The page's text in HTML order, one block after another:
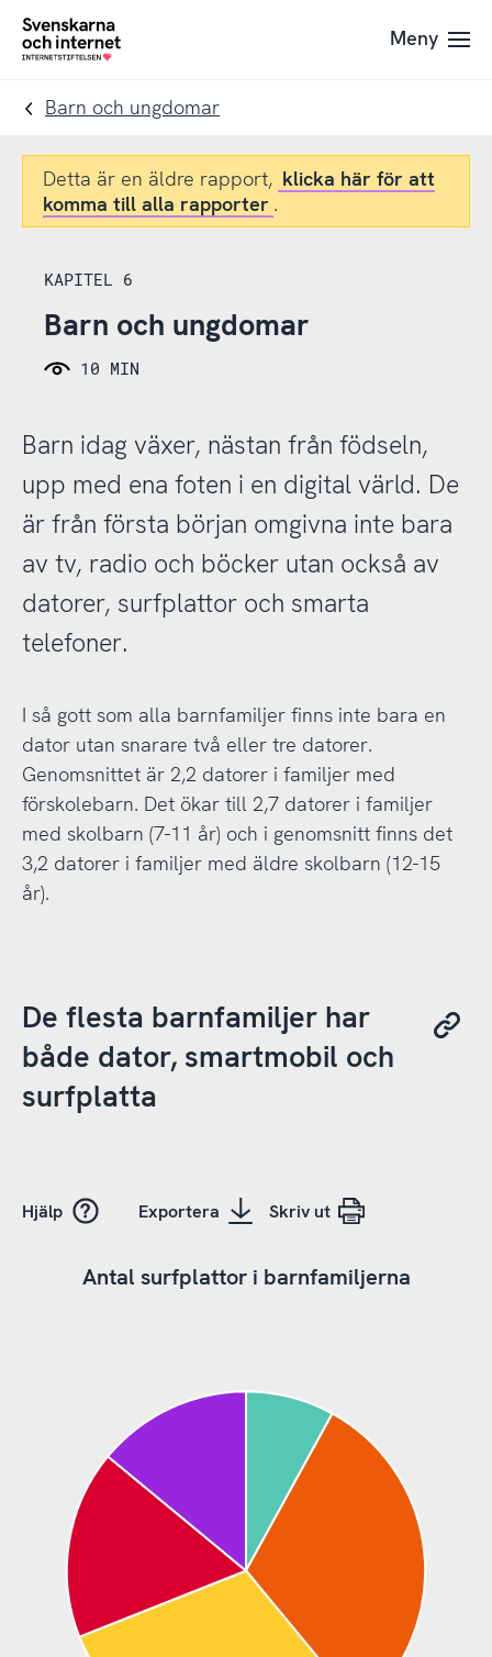
Till
navigation
Till
innehåll
To
Meny
Barn och ungdomar
Detta är en äldre rapport, klicka här för att
komma till alla rapporter .
KAPITEL 6
Barn och ungdomar
10 MIN
Barn idag växer, nästan från födseln,
upp med ena foten i en digital värld. De
är från första början omgivna inte bara
av tv, radio och böcker utan också av
datorer, surfplattor och smarta
telefoner.
I så gott som alla barnfamiljer finns inte bara en
dator utan snarare två eller tre datorer.
Genomsnittet är 2,2 datorer i familjer med
förskolebarn. Det ökar till 2,7 datorer i familjer
med skolbarn (7-11 år) och i genomsnitt finns det
3,2 datorer i familjer med äldre skolbarn (12-15
år).
De flesta barnfamiljer har
både dator, smartmobil och
surfplatta
Hjälp Exportera Skriv ut
Antal surfplattor i barnfamiljerna